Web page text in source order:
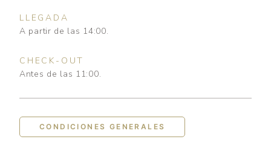
LLEGADA
A partir de las 14:00.
CHECK-OUT
Antes de las 11:00.
CONDICIONES GENERALES